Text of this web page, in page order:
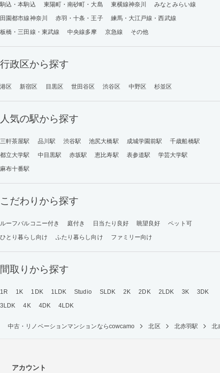
駒込・本駒込
東陽町・南砂町・大島 東横線神奈川
みなとみらい線
田園都市線神奈川
赤羽・十条・王子
練馬・大江戸線・西武線
板橋・三田線・東武線
中央線多摩 京急線 その他
行政区から探す
港区 新宿区 目黒区 世田谷区 渋谷区 中野区 杉並区
人気の駅から探す
三軒茶屋駅 品川駅 渋谷駅 池尻大橋駅 成城学園前駅
千歳船橋駅
都立大学駅
中目黒駅 赤坂駅 恵比寿駅 表参道駅
学芸大学駅
麻布十番駅
こだわりから探す
ルーフバルコニー付き 庭付き 日当たり良好 眺望良好
ペット可
ひとり暮らし向け
ふたり暮らし向け ファミリー向け
間取りから探す
1R 1K 1DK 1LDK Studio SLDK 2K 2DK 2LDK 3K
3DK
3LDK
4K 4DK 4LDK
中古・リノベーションマンションならcowcamo 北区 北赤羽駅 北
アカウント